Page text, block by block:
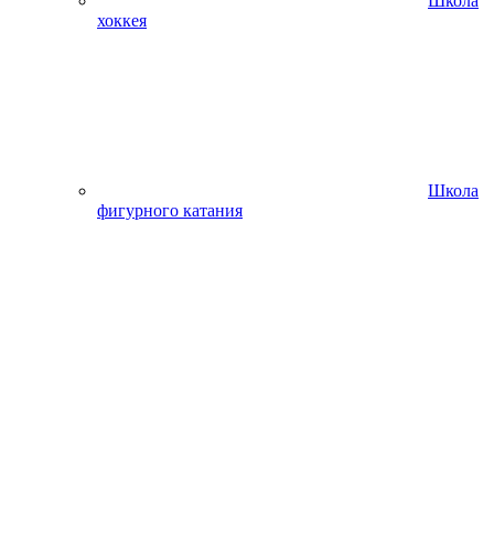
хоккея
Школа
фигурного катания